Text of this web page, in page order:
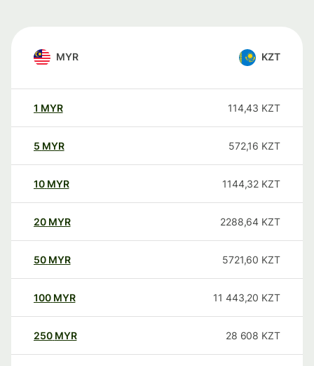
MYR KZT
1 MYR 114,43 KZT
5 MYR 572,16 KZT
10 MYR 1144,32 KZT
20 MYR 2288,64 KZT
50 MYR 5721,60 KZT
100 MYR 11 443,20 KZT
250 MYR 28 608 KZT